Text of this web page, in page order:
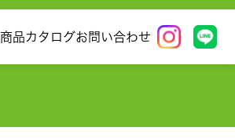
商品カタログお問い合わせ